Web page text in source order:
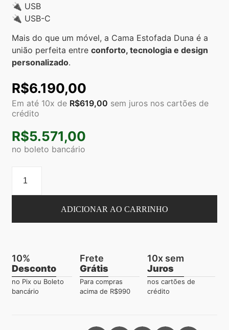
🔌 USB
🔌 USB-C
Mais do que um móvel, a Cama Estofada Duna é a
união perfeita entreconforto, tecnologia e design
personalizado.
R$6.190,00
Em até 10x de R$619,00 sem juros nos cartões de
crédito
R$5.571,00
no boleto bancário
ADICIONAR AO CARRINHO
10%
Desconto
no Pix ou Boleto
bancário
Frete
Grátis
Para compras
acima de R$990
10x sem
Juros
nos cartões de
crédito